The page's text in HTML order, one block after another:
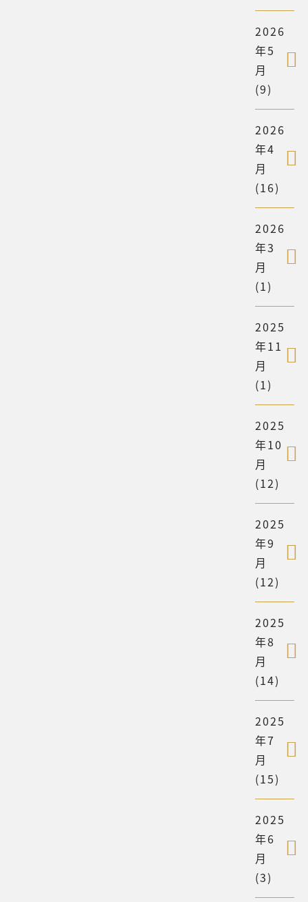
2026
年5
月
(9)
2026
年4
月
(16)
2026
年3
月
(1)
2025
年11
月
(1)
2025
年10
月
(12)
2025
年9
月
(12)
2025
年8
月
(14)
2025
年7
月
(15)
2025
年6
月
(3)